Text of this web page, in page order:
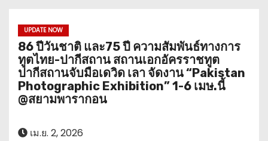
UPDATE NOW
86 ปีวันชาติ และ75 ปี ความสัมพันธ์ทางการ
ทูตไทย-ปากีสถาน สถานเอกอัครราชทูต
ปากีสถานจับมือเดวิด เลา จัดงาน “Pakistan
Photographic Exhibition” 1-6 เมษ.นี้
@สยามพารากอน
เม.ย. 2, 2026